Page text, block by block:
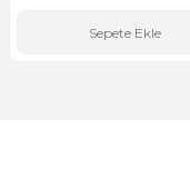
Sepete Ekle